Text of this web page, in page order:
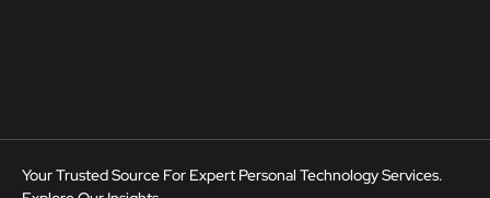
Your Trusted Source For Expert Personal Technology Services.